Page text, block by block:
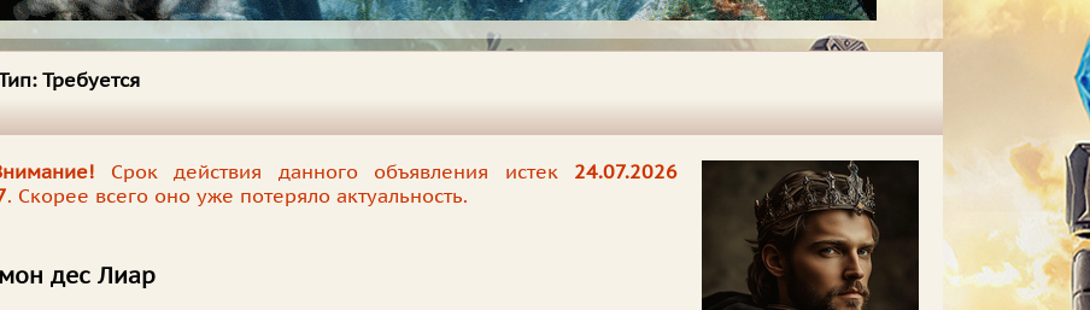
Требуется
Срок действия данного объявления истек 24.07.2026
. Скорее всего оно уже потеряло актуальность.
дес Лиар